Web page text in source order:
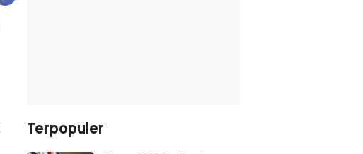
Terpopuler